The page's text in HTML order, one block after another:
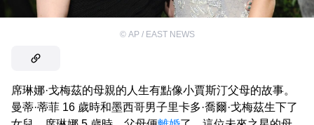
© AP / EAST NEWS
席琳娜·戈梅茲的母親的人生有點像小賈斯汀父母的故事。
曼蒂·蒂菲 16 歲時和墨西哥男子里卡多·喬爾·戈梅茲生下了